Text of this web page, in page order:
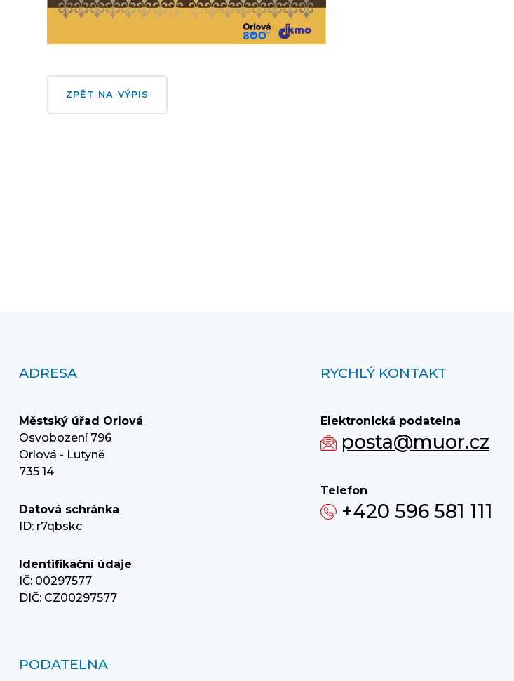
ZPĚT NA VÝPIS
ADRESA
Městský úřad Orlová
Osvobození 796
Orlová - Lutyně
735 14
Datová schránka
ID: r7qbskc
Identifikační údaje
IČ: 00297577
DIČ: CZ00297577
RYCHLÝ KONTAKT
Elektronická podatelna
posta@muor.cz
Telefon
+420 596 581 111
PODATELNA